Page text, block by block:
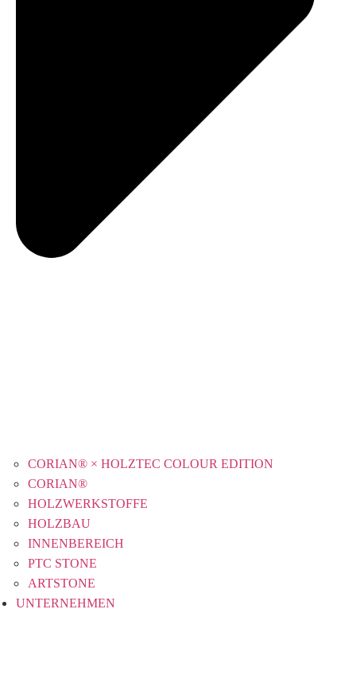
CORIAN® × HOLZTEC COLOUR EDITION
CORIAN®
HOLZWERKSTOFFE
HOLZBAU
INNENBEREICH
PTC STONE
ARTSTONE
UNTERNEHMEN